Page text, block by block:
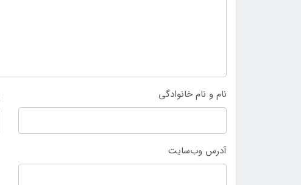
نام و نام خانوادگی
آدرس وب‌سایت